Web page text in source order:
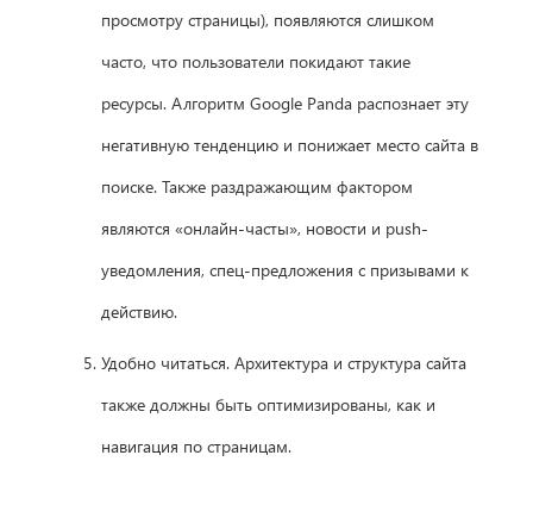
просмотру страницы), появляются слишком
часто, что пользователи покидают такие
ресурсы. Алгоритм Google Panda распознает эту
негативную тенденцию и понижает место сайта в
поиске. Также раздражающим фактором
являются «онлайн-часты», новости и push-
уведомления, спец-предложения с призывами к
действию.
Удобно читаться. Архитектура и структура сайта
также должны быть оптимизированы, как и
навигация по страницам.